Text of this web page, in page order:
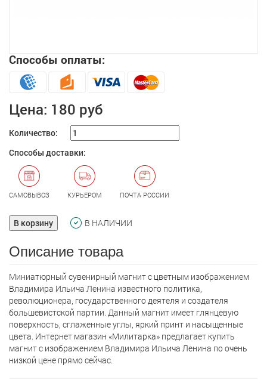
Способы оплаты:
Цена: 180 руб
Количество:
Способы доставки:
САМОВЫВОЗ КУРЬЕРОМ ПОЧТА РОССИИ
В корзину В НАЛИЧИИ
Описание товара
Миниатюрный сувенирный магнит с цветным изображением
Владимира Ильича Ленина известного политика,
революционера, государственного деятеля и создателя
большевистской партии. Данный магнит имеет глянцевую
поверхность, сглаженные углы, яркий принт и насыщенные
цвета. Интернет магазин «Милитарка» предлагает кyпить
магнит с изображением Владимира Ильича Ленина по очень
низкой цене прямо сейчас.